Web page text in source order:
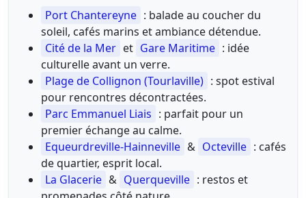
Port Chantereyne : balade au coucher du
soleil, cafés marins et ambiance détendue.
Cité de la Mer et Gare Maritime : idée
culturelle avant un verre.
Plage de Collignon (Tourlaville) : spot estival
pour rencontres décontractées.
Parc Emmanuel Liais : parfait pour un
premier échange au calme.
Equeurdreville-Hainneville & Octeville : cafés
de quartier, esprit local.
La Glacerie & Querqueville : restos et